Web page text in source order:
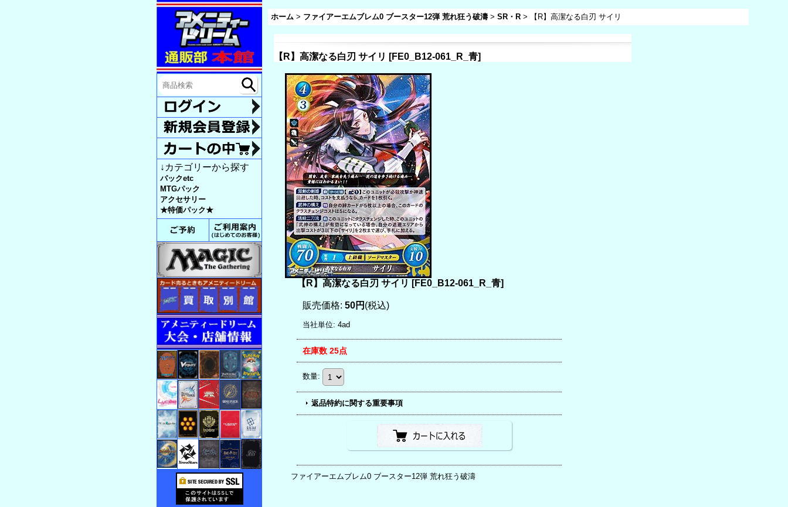
ホーム > ファイアーエムブレム0 ブースター12弾 荒れ狂う破濤 > SR・R > 【R】高潔なる白刃 サイリ
↓カテゴリーから探す
パックetc
MTGパック
アクセサリー
★特価パック★
【R】高潔なる白刃 サイリ [FE0_B12-061_R_青]
【R】高潔なる白刃 サイリ [FE0_B12-061_R_青]
販売価格: 50円 (税込)
当社単位: 4ad
在庫数 25点
数量:
返品特約に関する重要事項
ファイアーエムブレム0 ブースター12弾 荒れ狂う破濤